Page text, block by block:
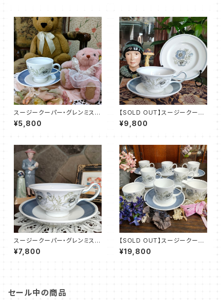
スージークーパー・グレンミス
ト・カップ＆ソーサー（SCGM00
46）
¥5,800
【SOLD OUT】スージークーパ
ー・グレンミスト・ピオニー・トリ
オ（SCGM0049）
¥9,800
スージークーパー・グレンミス
ト・ピオニー・カップ＆ソーサー
（SCGM0050）
¥7,800
【SOLD OUT】スージークーパ
ー・グレンミスト・コーヒーセット
（SCGM1201）
¥19,800
セール中の商品